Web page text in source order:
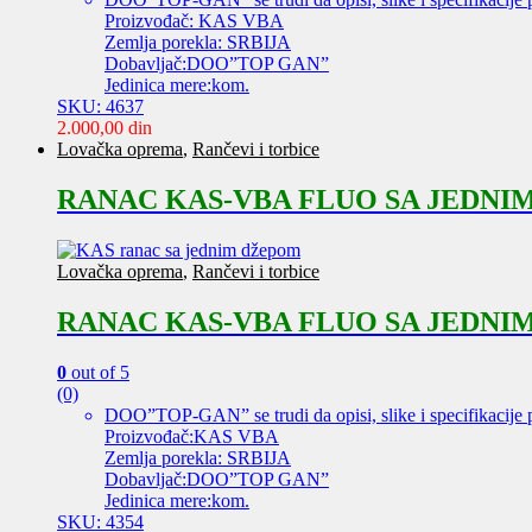
Proizvođač: KAS VBA
Zemlja porekla: SRBIJA
Dobavljač:DOO”TOP GAN”
Jedinica mere:kom.
SKU: 4637
2.000,00 din
Lovačka oprema, Rančevi i torbice
RANAC KAS-VBA FLUO SA
Lovačka oprema, Rančevi i torbice
RANAC KAS-VBA FLUO SA
0 out of 5
(0)
DOO”TOP-GAN” se trudi da opisi, slike i specifikacije
Proizvođač:KAS VBA
Zemlja porekla: SRBIJA
Dobavljač:DOO”TOP GAN”
Jedinica mere:kom.
SKU: 4354